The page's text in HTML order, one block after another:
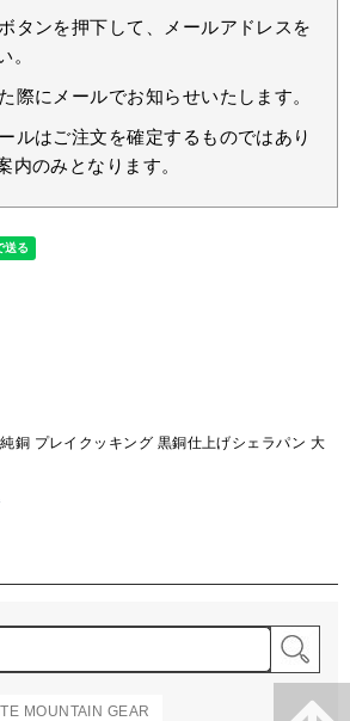
MOUNTAIN GEAR
タンを押下して、メールアドレスを
。
際にメールでお知らせいたします。
ルはご注文を確定するものではあり
内のみとなります。
銅 プレイクッキング 黒銅仕上げシェラパン 大